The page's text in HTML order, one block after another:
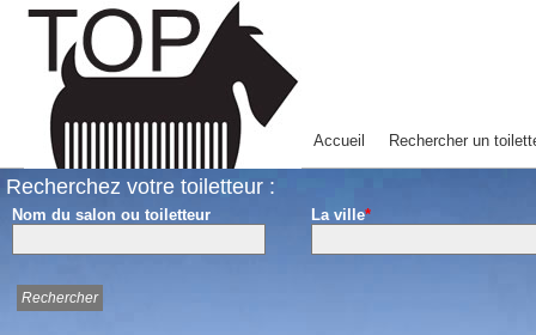
Accueil Rechercher un
Recherchez votre toiletteur :
Nom du salon ou toiletteur La ville*